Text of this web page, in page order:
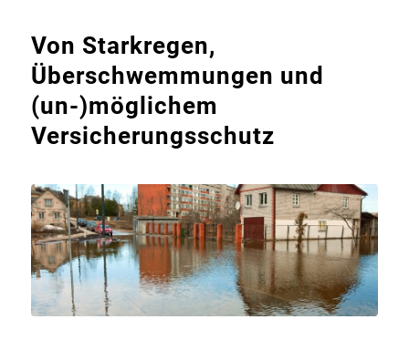
Von Starkregen,
Überschwemmungen und
(un-)möglichem
Versicherungsschutz